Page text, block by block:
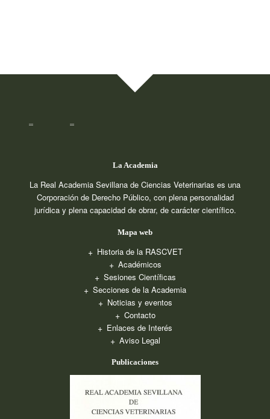
La Academia
La Real Academia Sevillana de Ciencias Veterinarias es una
Corporación de Derecho Público, con plena personalidad
jurídica y plena capacidad de obrar, de carácter científico.
Mapa web
Historia de la RASCVET
Académicos
Sesiones Científicas
Secciones de la Academia
Noticias y eventos
Contacto
Enlaces de Interés
Aviso Legal
Publicaciones